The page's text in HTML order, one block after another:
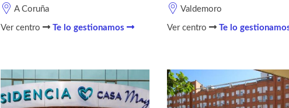
A Coruña
Ver centro Te lo gestionamos
Valdemoro
Ver centro Te lo